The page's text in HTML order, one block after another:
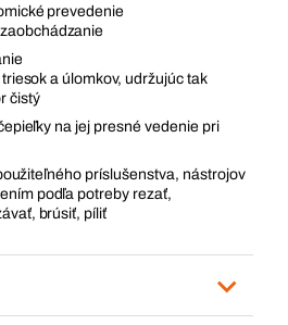
prevedenie
a úlomkov, udržujúc tak
čistý
na jej presné vedenie pri
príslušenstva, nástrojov
podľa potreby rezať,
brúsiť, píliť